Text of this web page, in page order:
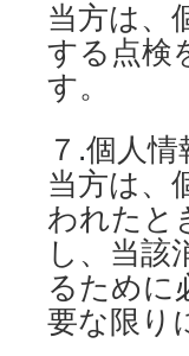
当方は、
する点検
す。
７ .個人情
当方は、
われたと
し、当該
るために
要な限り